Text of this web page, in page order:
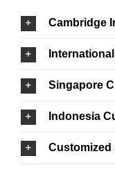
Cambridge
Singapore
Indonesia
Customized